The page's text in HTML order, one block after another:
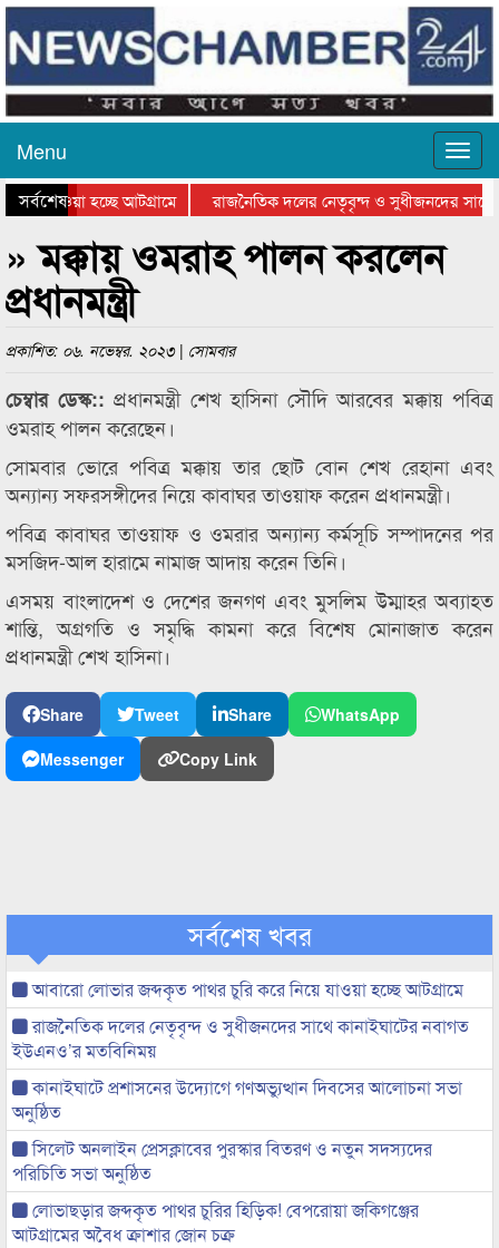
Menu
সর্বশেষ
যাওয়া হচ্ছে আটগ্রামে
রাজনৈতিক দলের নেতৃবৃন্দ ও সুধীজনদের সাথে
» মক্কায় ওমরাহ পালন করলেন
প্রধানমন্ত্রী
প্রকাশিত: ০৬. নভেম্বর. ২০২৩ | সোমবার
চেম্বার ডেস্ক:: প্রধানমন্ত্রী শেখ হাসিনা সৌদি আরবের মক্কায় পবিত্র
ওমরাহ পালন করেছেন।
সোমবার ভোরে পবিত্র মক্কায় তার ছোট বোন শেখ রেহানা এবং
অন্যান্য সফরসঙ্গীদের নিয়ে কাবাঘর তাওয়াফ করেন প্রধানমন্ত্রী।
পবিত্র কাবাঘর তাওয়াফ ও ওমরার অন্যান্য কর্মসূচি সম্পাদনের পর
মসজিদ-আল হারামে নামাজ আদায় করেন তিনি।
এসময় বাংলাদেশ ও দেশের জনগণ এবং মুসলিম উম্মাহর অব্যাহত
শান্তি, অগ্রগতি ও সমৃদ্ধি কামনা করে বিশেষ মোনাজাত করেন
প্রধানমন্ত্রী শেখ হাসিনা।
Share Tweet Share
WhatsApp
Messenger
Copy Link
সর্বশেষ খবর
আবারো লোভার জব্দকৃত পাথর চুরি করে নিয়ে যাওয়া হচ্ছে আটগ্রামে
রাজনৈতিক দলের নেতৃবৃন্দ ও সুধীজনদের সাথে কানাইঘাটের নবাগত
ইউএনও’র মতবিনিময়
কানাইঘাটে প্রশাসনের উদ্যোগে গণঅভ্যুত্থান দিবসের আলোচনা সভা
অনুষ্ঠিত
সিলেট অনলাইন প্রেসক্লাবের পুরস্কার বিতরণ ও নতুন সদস্যদের
পরিচিতি সভা অনুষ্ঠিত
লোভাছড়ার জব্দকৃত পাথর চুরির হিড়িক! বেপরোয়া জকিগঞ্জের
আটগ্রামের অবৈধ ক্রাশার জোন চক্র